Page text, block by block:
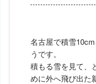
名古屋で積雪
うです。
積もる雪を見て、
めに外へ飛び出た